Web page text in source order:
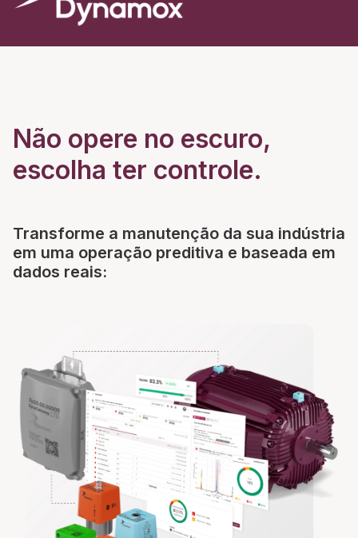
Não opere no escuro,
escolha ter controle.
Transforme a manutenção da sua indústria
em uma operação preditiva e baseada em
dados reais: